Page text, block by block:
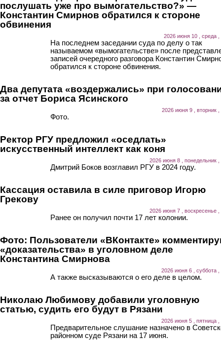
послушать уже про вымогательство?» —
Константин Смирнов обратился к стороне
обвинения
2026 июня 10 , среда ,
На последнем заседании суда по делу о так
называемом «вымогательстве» после
записей очередного разговора Константин
обратился к стороне обвинения.
Два депутата «воздержались» при
за отчет Бориса Ясинского
2026 июня 9 , вторник ,
Фото.
Ректор РГУ предложил «оседлать»
искусственный интеллект как коня
2026 июня 8 , понедельник ,
Дмитрий Боков возглавил РГУ в 2024 году.
Кассация оставила в силе приговор Игорю
Грекову
2026 июня 7 , воскресенье ,
Ранее он получил почти 17 лет колонии.
Фото: Пользователи «ВКонтакте»
«доказательства» в уголовном деле
Константина Смирнова
2026 июня 6 , суббота ,
А также высказываются о его деле в целом.
Николаю Любимову добавили уголовную
статью, судить его будут в Рязани
2026 июня 5 , пятница ,
Предварительное слушание назначено в
районном суде Рязани на 17 июня.